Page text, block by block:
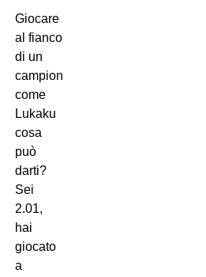
Giocare
al fianco
di un
campione
come
Lukaku
cosa
può
darti?
Sei
2.01,
hai
giocato
a